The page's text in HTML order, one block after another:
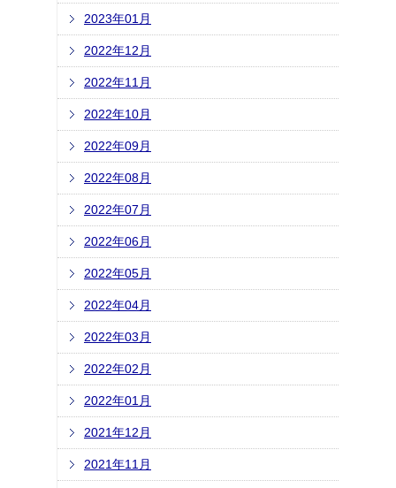
2023年01月
2022年12月
2022年11月
2022年10月
2022年09月
2022年08月
2022年07月
2022年06月
2022年05月
2022年04月
2022年03月
2022年02月
2022年01月
2021年12月
2021年11月